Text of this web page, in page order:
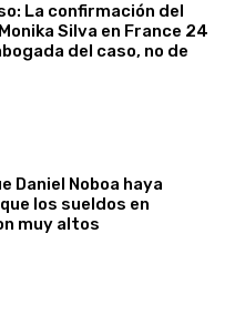
La confirmación del
Silva en France 24
del caso, no de
Daniel Noboa haya
los sueldos en
muy altos